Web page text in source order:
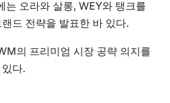
는 오라와 살롱, WEY와 탱크를
드 전략을 발표한 바 있다.
의 프리미엄 시장 공략 의지를
다.